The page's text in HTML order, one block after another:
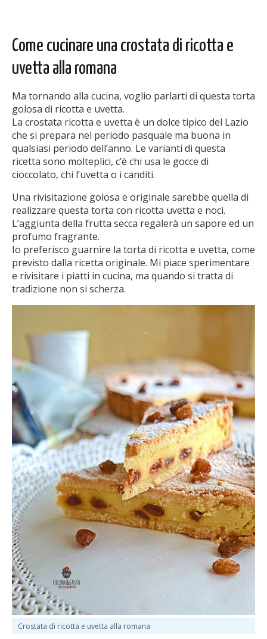
Come cucinare una crostata di ricotta e
uvetta alla romana
Ma tornando alla cucina, voglio parlarti di questa torta
golosa di ricotta e uvetta.
La crostata ricotta e uvetta è un dolce tipico del Lazio
che si prepara nel periodo pasquale ma buona in
qualsiasi periodo dell’anno. Le varianti di questa
ricetta sono molteplici, c’è chi usa le gocce di
cioccolato, chi l’uvetta o i canditi.
Una rivisitazione golosa e originale sarebbe quella di
realizzare questa torta con ricotta uvetta e noci.
L’aggiunta della frutta secca regalerà un sapore ed un
profumo fragrante.
Io preferisco guarnire la torta di ricotta e uvetta, come
previsto dalla ricetta originale. Mi piace sperimentare
e rivisitare i piatti in cucina, ma quando si tratta di
tradizione non si scherza.
Crostata di ricotta e uvetta alla romana